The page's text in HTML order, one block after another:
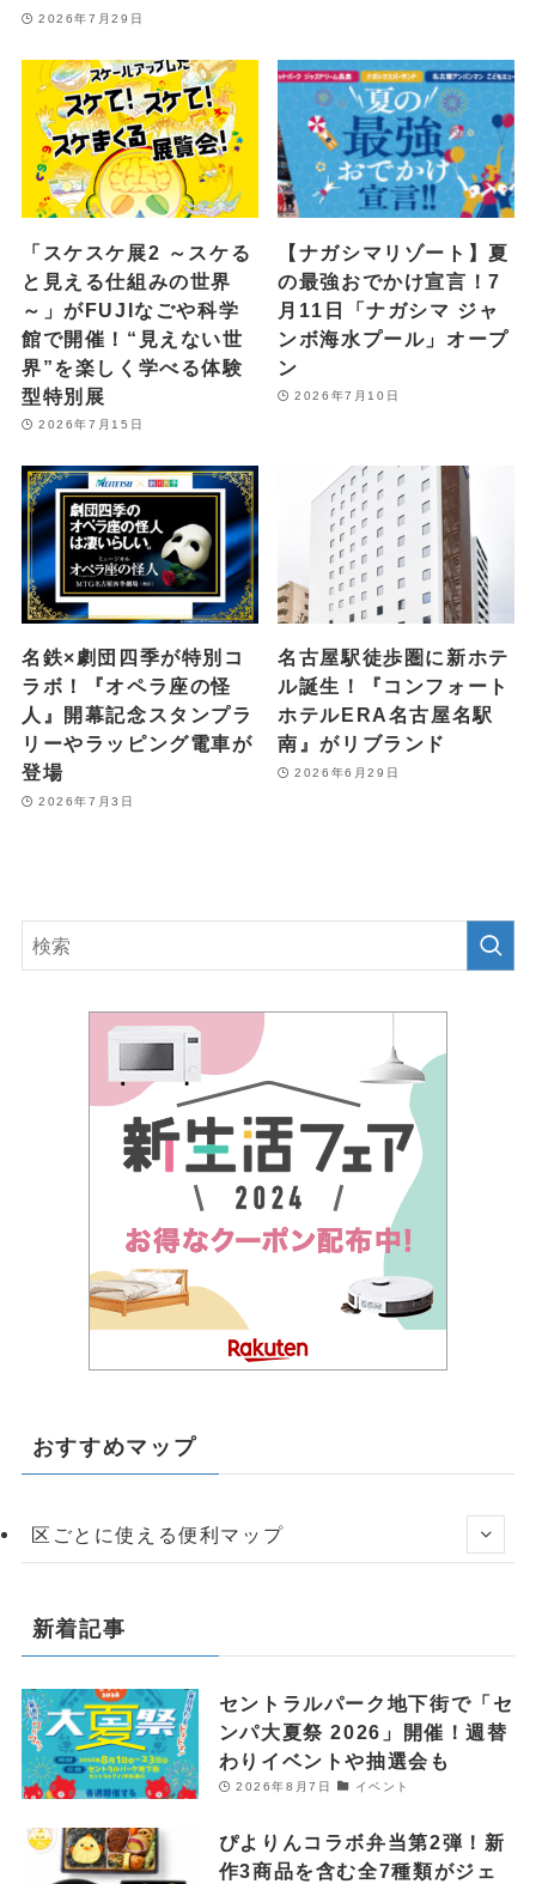
2026年7月29日
「スケスケ展2 ～スケる
と見える仕組みの世界
～」がFUJIなごや科学
館で開催！“見えない世
界”を楽しく学べる体験
型特別展
2026年7月15日
【ナガシマリゾート】夏
の最強おでかけ宣言！7
月11日「ナガシマ ジャ
ンボ海水プール」オープ
ン
2026年7月10日
名鉄×劇団四季が特別コ
ラボ！『オペラ座の怪
人』開幕記念スタンプラ
リーやラッピング電車が
登場
2026年7月3日
名古屋駅徒歩圏に新ホテ
ル誕生！『コンフォート
ホテルERA名古屋名駅
南』がリブランド
2026年6月29日
おすすめマップ
区ごとに使える便利マップ
新着記事
セントラルパーク地下街で「セ
ンパ大夏祭 2026」開催！週替
わりイベントや抽選会も
2026年8月7日 イベント
ぴよりんコラボ弁当第2弾！新
作3商品を含む全7種類がジェ